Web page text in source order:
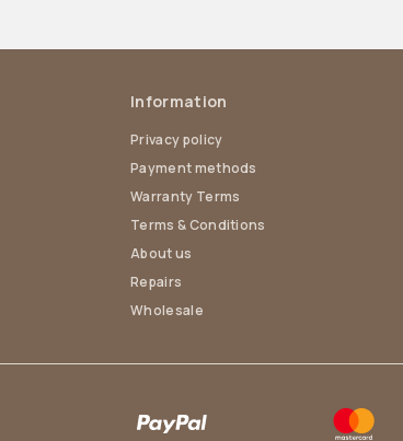
Information
Privacy policy
Payment methods
Warranty Terms
Terms & Conditions
About us
Repairs
Wholesale